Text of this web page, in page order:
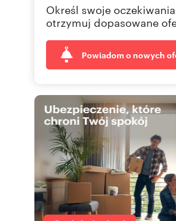
Określ swoje
otrzymuj dopasowane
Powiadom o nowych